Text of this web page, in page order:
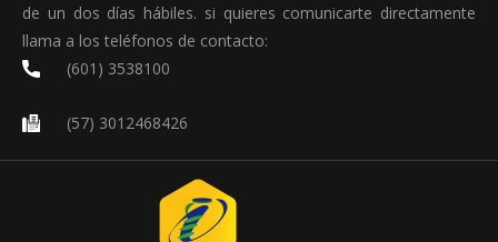
de un dos días hábiles. si quieres comunicarte directamente
llama a los teléfonos de contacto:
(601) 3538100
(57) 3012468426